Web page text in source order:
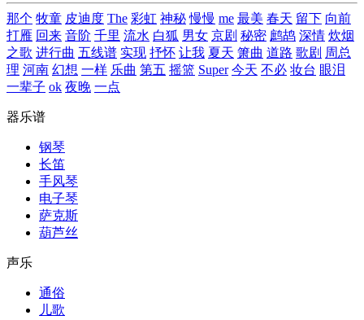
那个 牧童 皮迪度 The 彩虹 神秘 慢慢 me 最美 春天 留下 向前
打雁 回来 音阶 千里 流水 白狐 男女 京剧 秘密 鹧鸪 深情 炊烟
之歌 进行曲 五线谱 实现 抒怀 让我 夏天 箫曲 道路 歌剧 周总
理 河南 幻想 一样 乐曲 第五 摇篮 Super 今天 不必 妆台 眼泪
一辈子 ok 夜晚 一点
器乐谱
钢琴
长笛
手风琴
电子琴
萨克斯
葫芦丝
声乐
通俗
儿歌